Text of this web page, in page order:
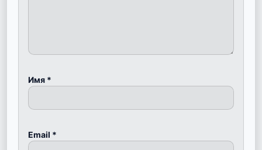
Имя *
Email *